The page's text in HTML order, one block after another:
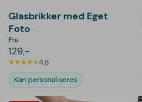
Glasbrikker med Eget
Foto
Fra
129,-
4,6
Kan personaliseres